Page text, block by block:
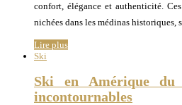
confort, élégance et authenticité.
nichées dans les médinas
Lire plus
Ski
Ski en Amérique du
incontournables